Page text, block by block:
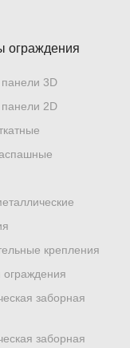
ограждения
3D
2D
крепления
заборная
заборная